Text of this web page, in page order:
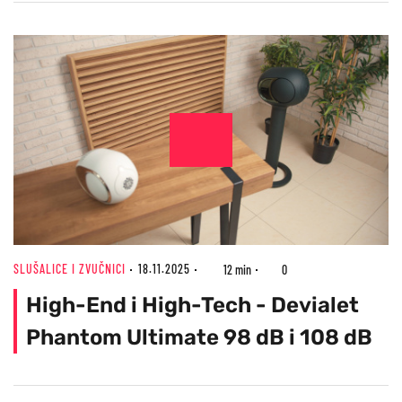
SLUŠALICE I ZVUČNICI 18.11.2025 12 min 0
High-End i High-Tech - Devialet
Phantom Ultimate 98 dB i 108 dB